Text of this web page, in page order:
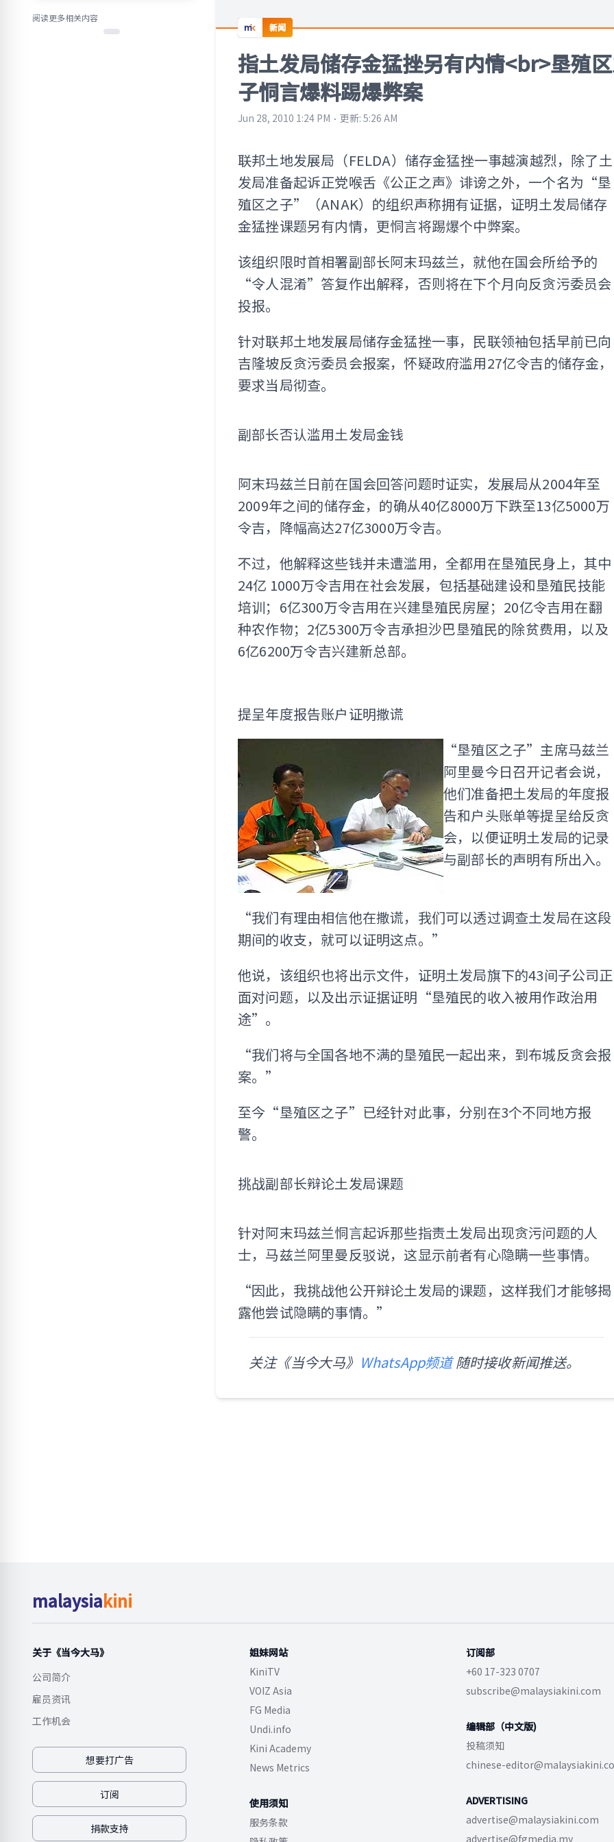
阅读更多相关内容
新闻
指土发局储存金猛挫另有内情<br>垦殖
子恫言爆料踢爆弊案
Jun 28, 2010 1:24 PM ⋅ 更新: 5:26 AM
联邦土地发展局（FELDA）储存金猛挫一事越演越烈，除了土
发局准备起诉正党喉舌《公正之声》诽谤之外，一个名为“垦
殖区之子”（ANAK）的组织声称拥有证据，证明土发局储存
金猛挫课题另有内情，更恫言将踢爆个中弊案。
该组织限时首相署副部长阿末玛兹兰，就他在国会所给予的
“令人混淆”答复作出解释，否则将在下个月向反贪污委员会
投报。
针对联邦土地发展局储存金猛挫一事，民联领袖包括早前已向
吉隆坡反贪污委员会报案，怀疑政府滥用27亿令吉的储存金，
要求当局彻查。
副部长否认滥用土发局金钱
阿末玛兹兰日前在国会回答问题时证实，发展局从2004年至
2009年之间的储存金，的确从40亿8000万下跌至13亿5000万
令吉，降幅高达27亿3000万令吉。
不过，他解释这些钱并未遭滥用，全都用在垦殖民身上，其中
24亿 1000万令吉用在社会发展，包括基础建设和垦殖民技能
培训；6亿300万令吉用在兴建垦殖民房屋；20亿令吉用在翻
种农作物；2亿5300万令吉承担沙巴垦殖民的除贫费用，以及
6亿6200万令吉兴建新总部。
提呈年度报告账户证明撒谎
“垦殖区之子”主席马兹兰
阿里曼今日召开记者会说，
他们准备把土发局的年度报
告和户头账单等提呈给反贪
会，以便证明土发局的记录
与副部长的声明有所出入。
“我们有理由相信他在撒谎，我们可以透过调查土发局在这段
期间的收支，就可以证明这点。”
他说，该组织也将出示文件，证明土发局旗下的43间子公司正
面对问题，以及出示证据证明“垦殖民的收入被用作政治用
途”。
“我们将与全国各地不满的垦殖民一起出来，到布城反贪会报
案。”
至今“垦殖区之子”已经针对此事，分别在3个不同地方报
警。
挑战副部长辩论土发局课题
针对阿末玛兹兰恫言起诉那些指责土发局出现贪污问题的人
士，马兹兰阿里曼反驳说，这显示前者有心隐瞒一些事情。
“因此，我挑战他公开辩论土发局的课题，这样我们才能够揭
露他尝试隐瞒的事情。”
关注《当今大马》 WhatsApp频道随时接收新闻推送。
malaysiakini
关于《当今大马》
公司简介
雇员资讯
工作机会
想要打广告
订阅
捐款支持
姐妹网站
KiniTV
VOIZ Asia
FG Media
Undi.info
Kini Academy
News Metrics
使用须知
服务条款
订阅部
+60 17-323 0707
subscribe@malaysiakini.com
编辑部（中文版)
投稿须知
chinese-
ADVERTISING
advertise@malaysiakini.com
advertise@fgmedia.my